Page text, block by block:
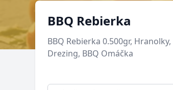
Produkt
BBQ Rebierka
BBQ Rebierka 0.500gr,
Drezing, BBQ Omáčka
Poznámka